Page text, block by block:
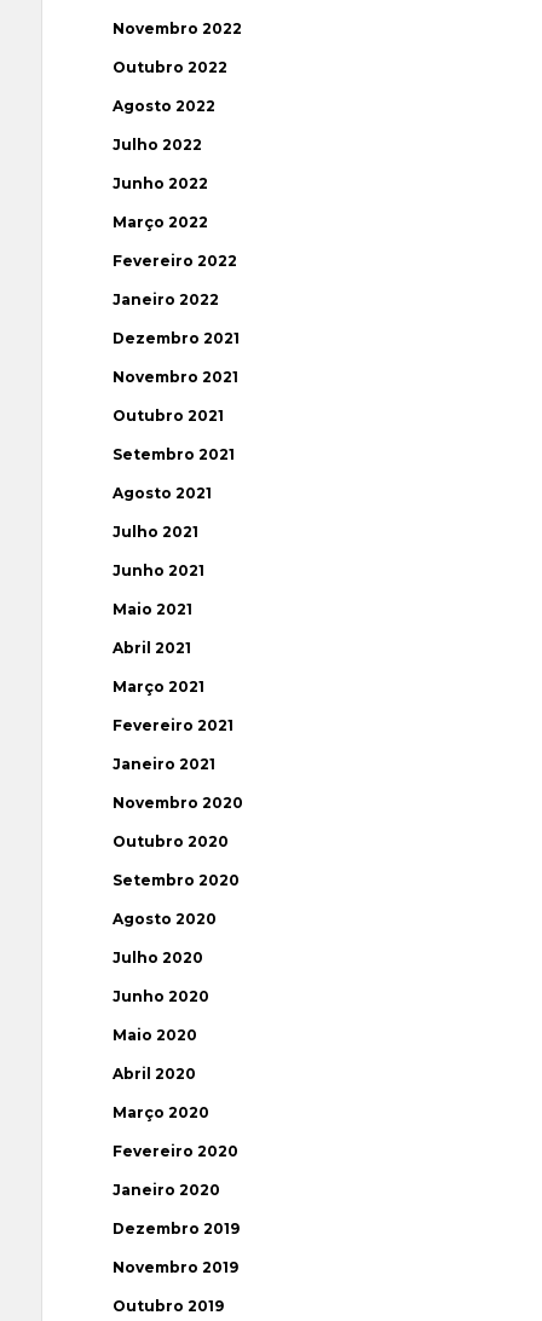
Novembro 2022
Outubro 2022
Agosto 2022
Julho 2022
Junho 2022
Março 2022
Fevereiro 2022
Janeiro 2022
Dezembro 2021
Novembro 2021
Outubro 2021
Setembro 2021
Agosto 2021
Julho 2021
Junho 2021
Maio 2021
Abril 2021
Março 2021
Fevereiro 2021
Janeiro 2021
Novembro 2020
Outubro 2020
Setembro 2020
Agosto 2020
Julho 2020
Junho 2020
Maio 2020
Abril 2020
Março 2020
Fevereiro 2020
Janeiro 2020
Dezembro 2019
Novembro 2019
Outubro 2019